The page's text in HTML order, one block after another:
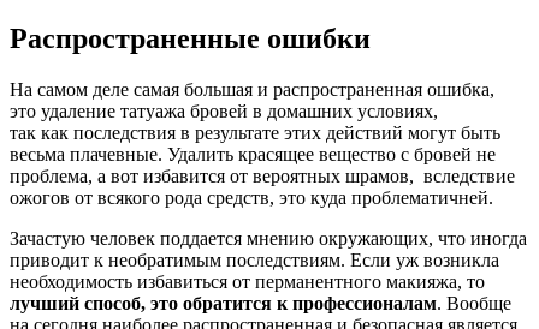
Распространенные ошибки
На самом деле самая большая и распространенная ошибка,
это удаление татуажа бровей в домашних условиях,
так как последствия в результате этих действий могут быть
весьма плачевные. Удалить красящее вещество с бровей не
проблема, а вот избавится от вероятных шрамов, вследствие
ожогов от всякого рода средств, это куда проблематичней.
Зачастую человек поддается мнению окружающих, что иногда
приводит к необратимым последствиям. Если уж возникла
необходимость избавиться от перманентного макияжа, то
лучший способ, это обратится к профессионалам. Вообще
на сегодня наиболее распространенная и безопасная является